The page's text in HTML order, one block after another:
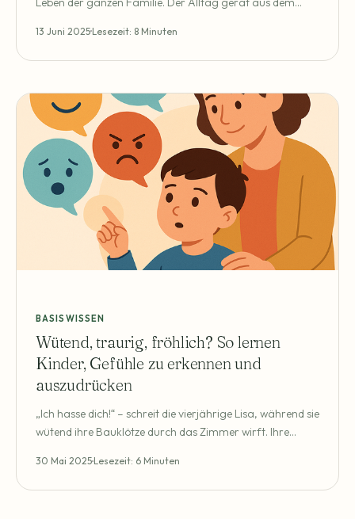
sich: Was hilft jetzt wirklich? Wie kann ich mein Kind
unterstützen – ohne selbst daran zu zerbrechen?
sind kein Randphänomen.
13 Juni 2025 Lesezeit: 8 Minuten
BASISWISSEN
Wütend, traurig, fröhlich? So lernen
Kinder, Gefühle zu erkennen und
auszudrücken
„Ich hasse dich!“ – schreit die vierjährige Lisa, während sie
wütend ihre Bauklötze durch das Zimmer wirft. Ihre
schien alles in Ordnung, jetzt dieser Gefühlsausbruch.
Solche Situationen kennen viele Eltern – und fragen sich:
30 Mai 2025 Lesezeit: 6 Minuten